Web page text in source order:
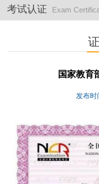
考试认证 Exam
国家教育
发布